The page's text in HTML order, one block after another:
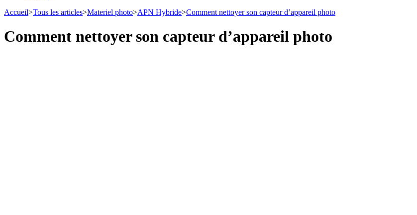
Accueil>Tous les articles>Materiel photo>APN Hybride>Comment nettoyer son capteur d’appareil photo
Comment nettoyer son capteur d’appareil photo